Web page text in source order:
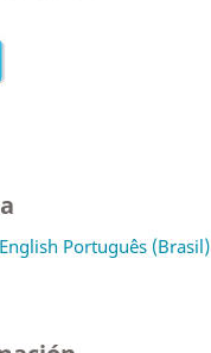
English Português (Brasil)